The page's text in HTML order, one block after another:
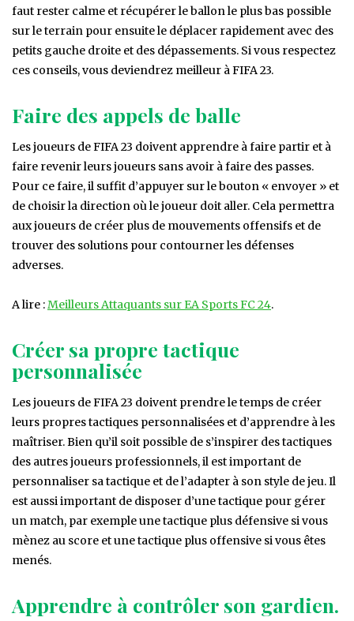
faut rester calme et récupérer le ballon le plus bas possible
sur le terrain pour ensuite le déplacer rapidement avec des
petits gauche droite et des dépassements. Si vous respectez
ces conseils, vous deviendrez meilleur à FIFA 23.
Faire des appels de balle
Les joueurs de FIFA 23 doivent apprendre à faire partir et à
faire revenir leurs joueurs sans avoir à faire des passes.
Pour ce faire, il suffit d’appuyer sur le bouton « envoyer » et
de choisir la direction où le joueur doit aller. Cela permettra
aux joueurs de créer plus de mouvements offensifs et de
trouver des solutions pour contourner les défenses
adverses.
A lire :Meilleurs Attaquants sur EA Sports FC 24.
Créer sa propre tactique
personnalisée
Les joueurs de FIFA 23 doivent prendre le temps de créer
leurs propres tactiques personnalisées et d’apprendre à les
maîtriser. Bien qu’il soit possible de s’inspirer des tactiques
des autres joueurs professionnels, il est important de
personnaliser sa tactique et de l’adapter à son style de jeu. Il
est aussi important de disposer d’une tactique pour gérer
un match, par exemple une tactique plus défensive si vous
mènez au score et une tactique plus offensive si vous êtes
menés.
Apprendre à contrôler son gardien.